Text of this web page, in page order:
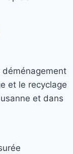
déménagement
et le recyclage
et dans